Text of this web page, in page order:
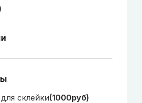
склейки(1000руб)